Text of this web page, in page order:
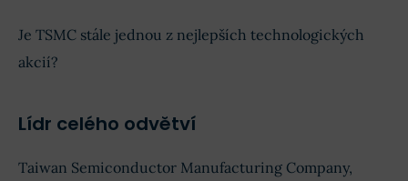
Je TSMC stále jednou z nejlepších technologických
akcií?
Lídr celého odvětví
Taiwan Semiconductor Manufacturing Company,